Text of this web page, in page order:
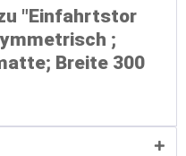
"Einfahrtstor
;
Breite 300